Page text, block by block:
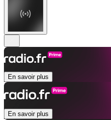
En savoir plus
En savoir plus